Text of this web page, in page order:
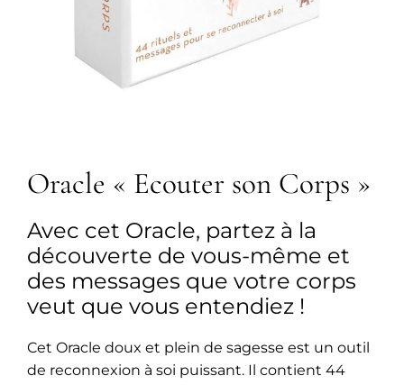
Oracle « Ecouter son Corps »
Avec cet Oracle, partez à la
découverte de vous-même et
des messages que votre corps
veut que vous entendiez !
Cet Oracle doux et plein de sagesse est un outil
de reconnexion à soi puissant. Il contient 44